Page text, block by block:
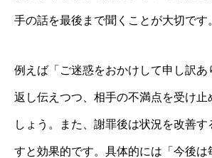
手の話を最後まで聞くことが大切です
例えば「ご迷惑をおかけして申し訳あ
返し伝えつつ、相手の不満点を受け止
しょう。また、謝罪後は状況を改善
すと効果的です。具体的には「今後は